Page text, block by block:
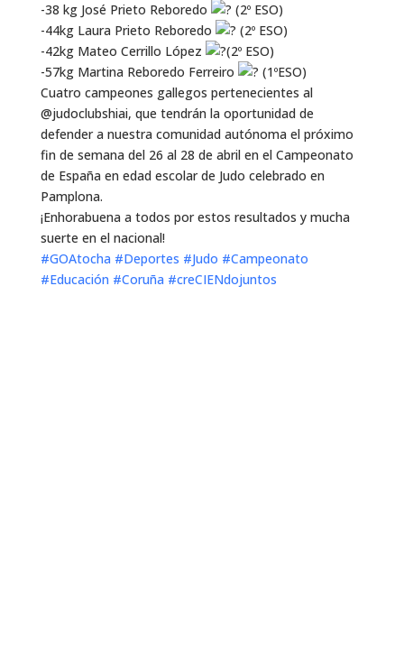
-38 kg José Prieto Reboredo
(2º ESO)
-44kg Laura Prieto Reboredo
(2º ESO)
-42kg Mateo Cerrillo López
(2º ESO)
-57kg Martina Reboredo Ferreiro
(1ºESO)
Cuatro campeones gallegos pertenecientes al
@judoclubshiai, que tendrán la oportunidad de
defender a nuestra comunidad autónoma el próximo
fin de semana del 26 al 28 de abril en el Campeonato
de España en edad escolar de Judo celebrado en
Pamplona.
¡Enhorabuena a todos por estos resultados y mucha
suerte en el nacional!
#GOAtocha #Deportes #Judo #Campeonato
#Educación #Coruña #creCIENdojuntos